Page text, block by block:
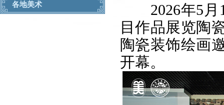
各地美术
2026年5
目作品展览陶
陶瓷装饰绘画
开幕。